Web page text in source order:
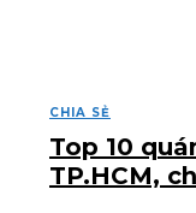
CHIA SẺ
Top 10
TP.HCM,